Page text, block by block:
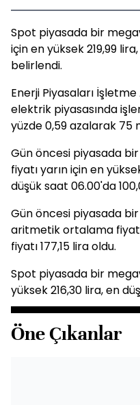
Spot piyasada bir
için en yüksek 219,99
belirlendi.
Enerji Piyasaları
elektrik piyasasında
yüzde 0,59 azalarak 75
Gün öncesi piyasada
fiyatı yarın için en
düşük saat 06.00'da
Gün öncesi piyasada
aritmetik ortalama fiyatı
fiyatı 177,15 lira oldu.
Spot piyasada bir
yüksek 216,30 lira, en
Öne Çıkanlar